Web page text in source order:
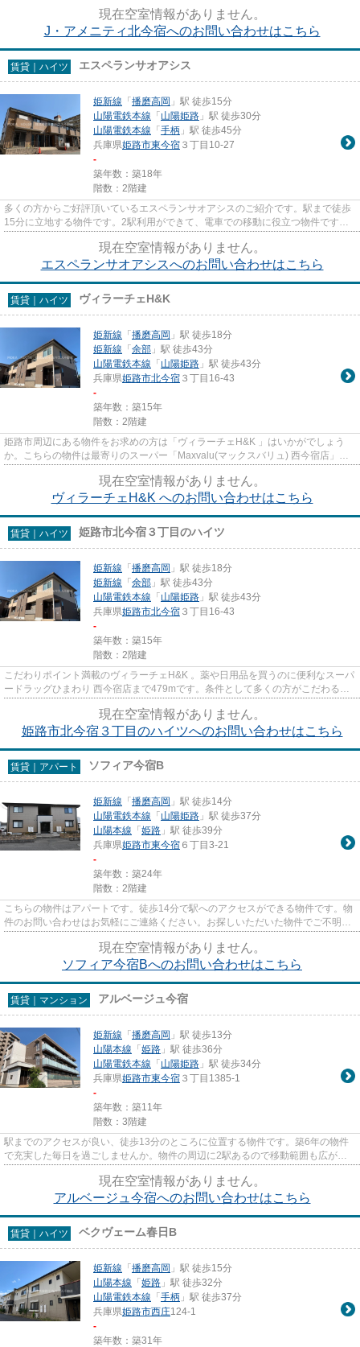
現在空室情報がありません。
J・アメニティ北今宿へのお問い合わせはこちら
賃貸｜ハイツ エスペランサオアシス
姫新線 「播磨高岡 」駅 徒歩15分
山陽電鉄本線 「山陽姫路 」駅 徒歩30分
山陽電鉄本線 「手柄 」駅 徒歩45分
兵庫県姫路市東今宿 ３丁目10-27
-
築年数：築18年
階数：2階建
多くの方からご好評頂いているエスペランサオアシスのご紹介です。駅まで徒歩
15分に立地する物件です。2駅利用ができて、電車での移動に役立つ物件です。
当社スタッフが地域の賃貸情報...
現在空室情報がありません。
エスペランサオアシスへのお問い合わせはこちら
賃貸｜ハイツ ヴィラーチェH&K
姫新線 「播磨高岡 」駅 徒歩18分
姫新線 「余部 」駅 徒歩43分
山陽電鉄本線 「山陽姫路 」駅 徒歩43分
兵庫県姫路市北今宿 ３丁目16-43
-
築年数：築15年
階数：2階建
姫路市周辺にある物件をお求めの方は「ヴィラーチェH&K 」はいかがでしょう
か。こちらの物件は最寄りのスーパー「Maxvalu(マックスバリュ) 西今宿店」が
500m以内にあります。通風...
現在空室情報がありません。
ヴィラーチェH&K へのお問い合わせはこちら
賃貸｜ハイツ 姫路市北今宿３丁目のハイツ
姫新線 「播磨高岡 」駅 徒歩18分
姫新線 「余部 」駅 徒歩43分
山陽電鉄本線 「山陽姫路 」駅 徒歩43分
兵庫県姫路市北今宿 ３丁目16-43
-
築年数：築15年
階数：2階建
こだわりポイント満載のヴィラーチェH&K 。薬や日用品を買うのに便利なスーパ
ードラッグひまわり 西今宿店まで479mです。条件として多くの方がこだわる、
陽当りも良好な物件です。...
現在空室情報がありません。
姫路市北今宿３丁目のハイツへのお問い合わせはこちら
賃貸｜アパート ソフィア今宿B
姫新線 「播磨高岡 」駅 徒歩14分
山陽電鉄本線 「山陽姫路 」駅 徒歩37分
山陽本線 「姫路 」駅 徒歩39分
兵庫県姫路市東今宿 ６丁目3-21
-
築年数：築24年
階数：2階建
こちらの物件はアパートです。徒歩14分で駅へのアクセスができる物件です。物
件のお問い合わせはお気軽にご連絡ください。お探しいただいた物件でご不明な
点がございました場合もお気...
現在空室情報がありません。
ソフィア今宿Bへのお問い合わせはこちら
賃貸｜マンション アルベージュ今宿
姫新線 「播磨高岡 」駅 徒歩13分
山陽本線 「姫路 」駅 徒歩36分
山陽電鉄本線 「山陽姫路 」駅 徒歩34分
兵庫県姫路市東今宿 ３丁目1385-1
-
築年数：築11年
階数：3階建
駅までのアクセスが良い、徒歩13分のところに位置する物件です。築6年の物件
で充実した毎日を過ごしませんか。物件の周辺に2駅あるので移動範囲も広がり
ます。造りとデザインに関して...
現在空室情報がありません。
アルベージュ今宿へのお問い合わせはこちら
賃貸｜ハイツ ベクヴェーム春日B
姫新線 「播磨高岡 」駅 徒歩15分
山陽本線 「姫路 」駅 徒歩32分
山陽電鉄本線 「手柄 」駅 徒歩37分
兵庫県姫路市西庄124-1
-
築年数：築31年